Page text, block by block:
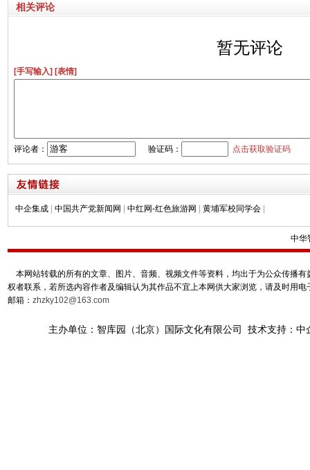
相关评论
暂无评论
[手写输入] [表情]
评论者： 验证码： 点击获取验证码
中企集成 | 中国共产党新闻网 | 中红网-红色旅游网 | 黄埔军校同学会 |
中华
本网站转载的所有的文章、图片、音频、视频文件等资料，均出于为公众传播
权者联系，若所选内容作者及编辑认为其作品不宜上本网供大家浏览，请及时用
邮箱： zhzky102@163.com
主办单位：智库园（北京）国际文化有限公司 技术支持：